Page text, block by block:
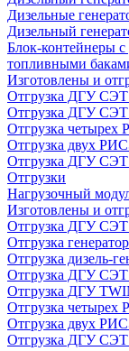
Дизельные
Дизельный
Блок-контейнеры
топливными
Изготовлены и
Отгрузка ДГУ
Отгрузка ДГУ
Отгрузка
Отгрузка двух
Отгрузка ДГУ СЭТ
Отгрузки
Нагрузочный
Изготовлены и
Отгрузка ДГУ
Отгрузка
Отгрузка дизель-
Отгрузка ДГУ
Отгрузка ДГУ
Отгрузка
Отгрузка двух
Отгрузка ДГУ СЭТ